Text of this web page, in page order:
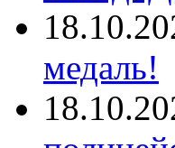
медаль!